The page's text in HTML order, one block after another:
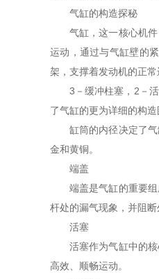
气缸的构造探秘
气缸，这一核心机
运动，通过与气缸壁的
架，支撑着发动机的正常
3－缓冲柱塞，2－
了气缸的更为详细的构造
缸筒的内径决定了
金和黄铜。
端盖
端盖是气缸的重要
杆处的漏气现象，并阻
活塞
活塞作为气缸中的
高效、顺畅运动。